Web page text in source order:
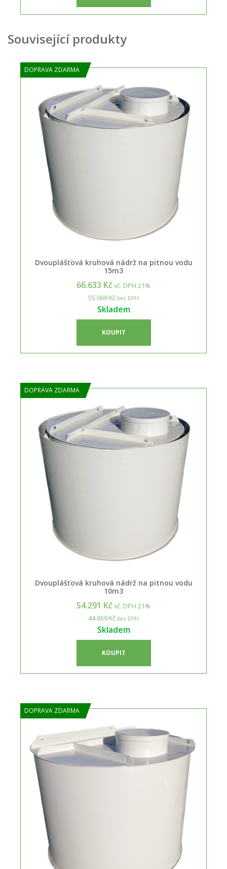
Související produkty
DOPRAVA ZDARMA
Dvouplášťová kruhová nádrž na pitnou vodu
15m3
66.633 Kčvč. DPH 21%
55.069 Kč bez DPH
Skladem
KOUPIT
DOPRAVA ZDARMA
Dvouplášťová kruhová nádrž na pitnou vodu
10m3
54.291 Kčvč. DPH 21%
44.869 Kč bez DPH
Skladem
KOUPIT
DOPRAVA ZDARMA